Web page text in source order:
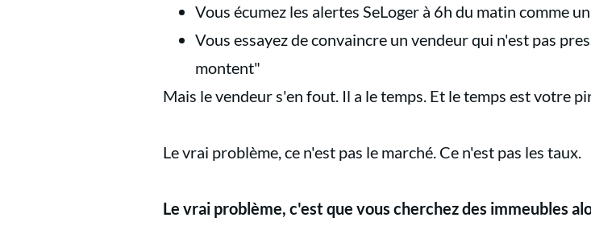
Vous écumez les alertes SeLoger à 6h du matin comme
Vous essayez de convaincre un vendeur qui n'est pas
montent"
Mais le vendeur s'en fout. Il a le temps. Et le temps est votre
Le vrai problème, ce n'est pas le marché. Ce n'est pas les taux.
Le vrai problème, c'est que vous cherchez des immeubles